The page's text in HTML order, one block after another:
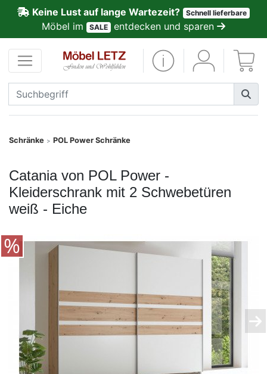
Keine Lust auf lange Wartezeit? Schnell lieferbare
Möbel im SALE entdecken und sparen
Schränke > POL Power Schränke
Catania von POL Power -
Kleiderschrank mit 2 Schwebetüren
weiß - Eiche
Kundenmeinungen
Anmelden
PREMIUM
Schnell
SALE
Möbel-
Finanzierung
Markenwelt